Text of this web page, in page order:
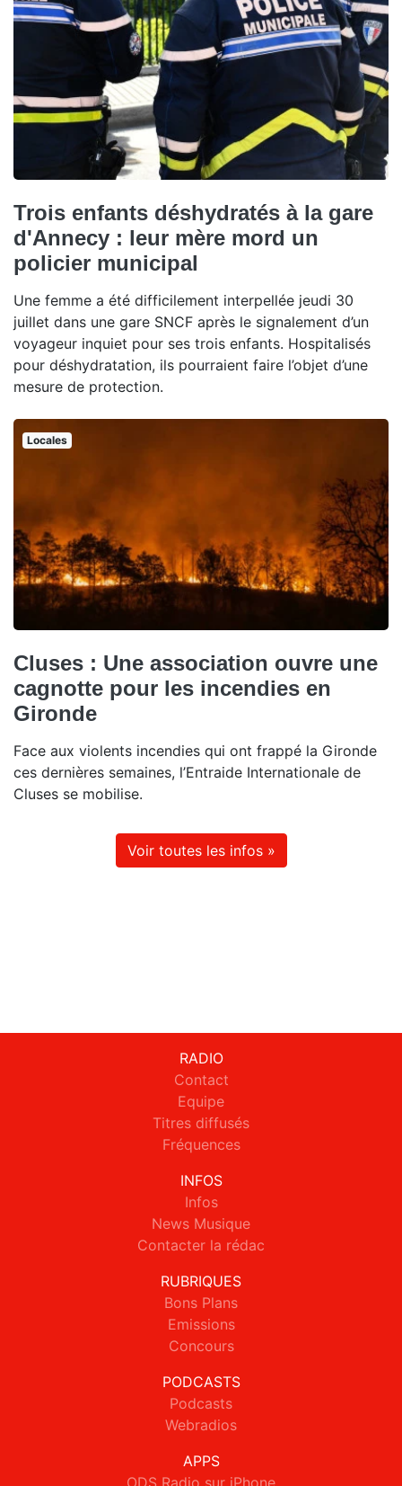
Trois enfants déshydratés à la gare
d'Annecy : leur mère mord un
policier municipal
Une femme a été difficilement interpellée jeudi 30
juillet dans une gare SNCF après le signalement d’un
voyageur inquiet pour ses trois enfants. Hospitalisés
pour déshydratation, ils pourraient faire l’objet d’une
mesure de protection.
Locales
Cluses : Une association ouvre une
cagnotte pour les incendies en
Gironde
Face aux violents incendies qui ont frappé la Gironde
ces dernières semaines, l’Entraide Internationale de
Cluses se mobilise.
Voir toutes les infos »
RADIO
Contact
Equipe
Titres diffusés
Fréquences
INFOS
Infos
News Musique
Contacter la rédac
RUBRIQUES
Bons Plans
Emissions
Concours
PODCASTS
Podcasts
Webradios
APPS